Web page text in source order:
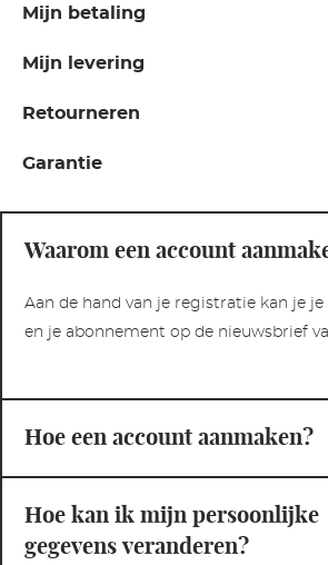
Mijn betaling
Mijn levering
Retourneren
Garantie
Waarom een account
Aan de hand van je registratie kan je
en je abonnement op de nieuwsbrief
Hoe een account aanmaken?
Hoe kan ik mijn persoonlijke
gegevens veranderen?